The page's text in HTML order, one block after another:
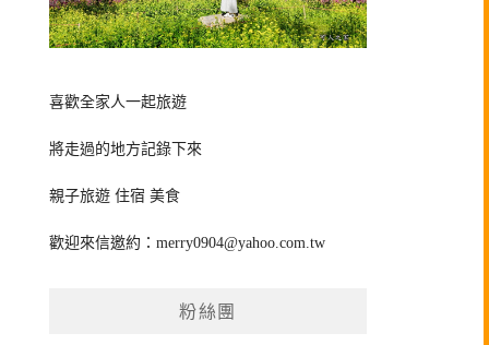
喜歡全家人一起旅遊
將走過的地方記錄下來
親子旅遊 住宿 美食
歡迎來信邀約：merry0904@yahoo.com.tw
粉絲團